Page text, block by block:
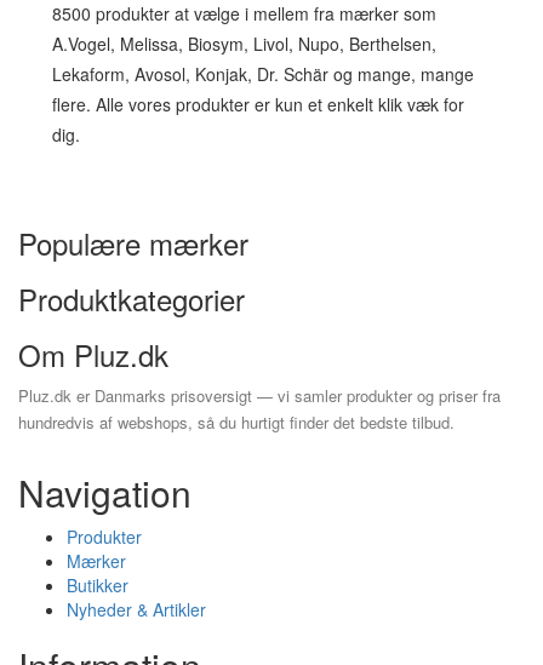
8500 produkter at vælge i mellem fra mærker som
A.Vogel, Melissa, Biosym, Livol, Nupo, Berthelsen,
Lekaform, Avosol, Konjak, Dr. Schär og mange, mange
flere. Alle vores produkter er kun et enkelt klik væk for
dig.
Populære mærker
Produktkategorier
Om Pluz.dk
Pluz.dk er Danmarks prisoversigt — vi samler produkter og priser fra
hundredvis af webshops, så du hurtigt finder det bedste tilbud.
Navigation
Produkter
Mærker
Butikker
Nyheder & Artikler